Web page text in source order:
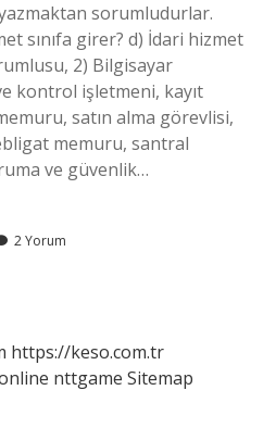
sorumludurlar.
sınıfa girer? d) İdari hizmet
2) Bilgisayar
kontrol işletmeni, kayıt
satın alma görevlisi,
memuru, santral
ve güvenlik…
2 Yorum
https://keso.com.tr
nttgame Sitemap